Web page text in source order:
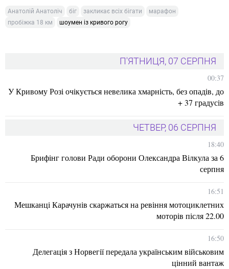
Анатолій Анатоліч біг закликає всіх бігати
марафон
пробіжка 18 км
шоумен із кривого рогу
П'ЯТНИЦЯ, 07 СЕРПНЯ
00:37
У Кривому Розі очікується невелика хмарність, без опадів, до
+ 37 градусів
ЧЕТВЕР, 06 СЕРПНЯ
18:40
Брифінг голови Ради оборони Олександра Вілкула за 6
серпня
16:51
Мешканці Карачунів скаржаться на ревіння мотоциклетних
моторів після 22.00
16:50
Делегація з Норвегії передала українським військовим
цінний вантаж